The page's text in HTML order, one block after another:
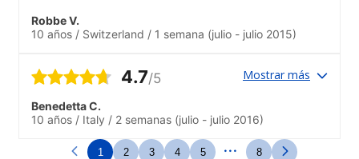
Robbe V.
10 años / Switzerland / 1 semana (julio - julio 2015)
4.7/5 Mostrar más
Benedetta C.
10 años / Italy / 2 semanas (julio - julio 2016)
1 2 3 4 5 ... 8